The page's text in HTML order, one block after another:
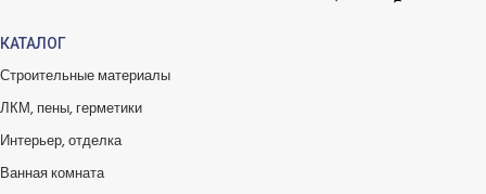
КАТАЛОГ
Строительные материалы
ЛКМ, пены, герметики
Интерьер, отделка
Ванная комната